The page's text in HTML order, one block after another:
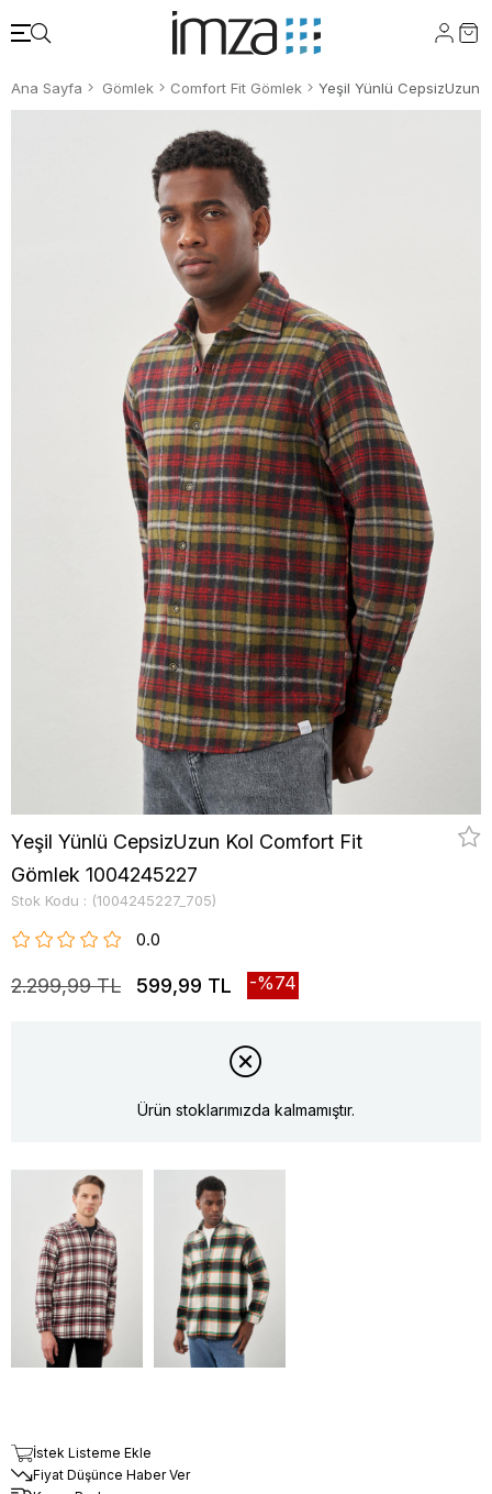
Ana Sayfa Gömlek Comfort Fit Gömlek
Yeşil Yünlü CepsizUzun Kol Comfort Fit
Gömlek 1004245227
Stok Kodu (1004245227_705)
0.0
2.299,99 TL 599,99 TL 74
Ürün stoklarımızda kalmamıştır.
İstek Listeme Ekle
Fiyat Düşünce Haber Ver